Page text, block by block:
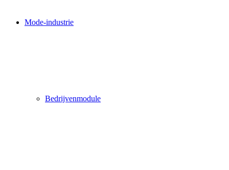
Mode-industrie
Bedrijvenmodule